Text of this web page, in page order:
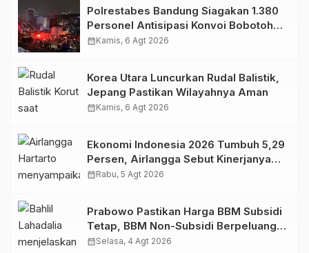
Polrestabes Bandung Siagakan 1.380
Personel Antisipasi Konvoi Bobotoh
Usai Final Piala Presiden
calendar_monthKamis, 6 Agt 2026
Korea Utara Luncurkan Rudal Balistik,
Jepang Pastikan Wilayahnya Aman
calendar_monthKamis, 6 Agt 2026
Ekonomi Indonesia 2026 Tumbuh 5,29
Persen, Airlangga Sebut Kinerjanya
Lampaui Rata-Rata Global
calendar_monthRabu, 5 Agt 2026
Prabowo Pastikan Harga BBM Subsidi
Tetap, BBM Non-Subsidi Berpeluang
Turun
calendar_monthSelasa, 4 Agt 2026